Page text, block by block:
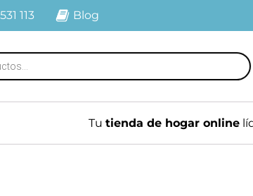
113 Blog
Tu tienda de hogar online